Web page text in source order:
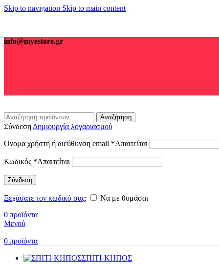
Skip to navigation Skip to main content
info@myestore.gr
Αναζήτηση
Σύνδεση Δημιουργία λογαριασμού
Όνομα χρήστη ή διεύθυνση email *Απαιτείται
Κωδικός *Απαιτείται
Σύνδεση
Ξεχάσατε τον κωδικό σας;
Να με θυμάσαι
0 προϊόντα
Μενού
0 προϊόντα
ΣΠΙΤΙ-ΚΗΠΟΣ